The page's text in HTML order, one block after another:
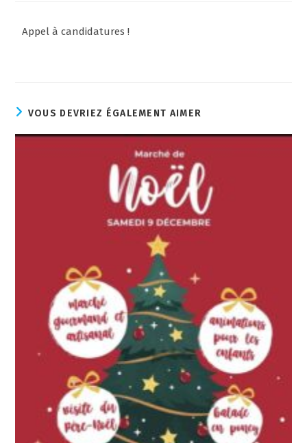
Appel à candidatures !
VOUS DEVRIEZ ÉGALEMENT AIMER